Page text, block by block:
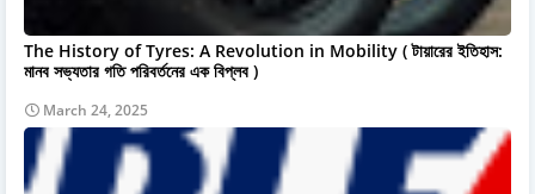
The History of Tyres: A Revolution in Mobility ( টায়ারের ইতিহাস:
মানব সভ্যতার গতি পরিবর্তনের এক বিপ্লব )
March 24, 2025